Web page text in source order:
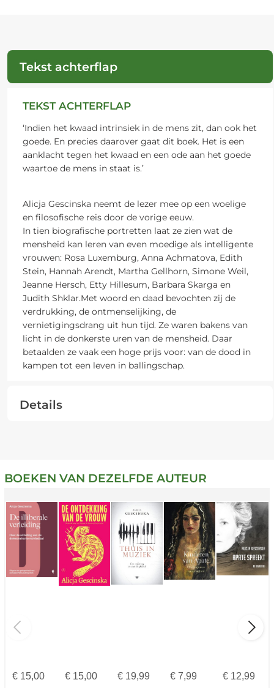
Tekst achterflap
TEKST ACHTERFLAP
‘Indien het kwaad intrinsiek in de mens zit, dan ook het
goede. En precies daarover gaat dit boek. Het is een
aanklacht tegen het kwaad en een ode aan het goede
waartoe de mens in staat is.’
Alicja Gescinska neemt de lezer mee op een woelige
en filosofische reis door de vorige eeuw.
In tien biografische portretten laat ze zien wat de
mensheid kan leren van even moedige als intelligente
vrouwen: Rosa Luxemburg, Anna Achmatova, Edith
Stein, Hannah Arendt, Martha Gellhorn, Simone Weil,
Jeanne Hersch, Etty Hillesum, Barbara Skarga en
Judith Shklar.Met woord en daad bevochten zij de
verdrukking, de ontmenselijking, de
vernietigingsdrang uit hun tijd. Ze waren bakens van
licht in de donkerste uren van de mensheid. Daar
betaalden ze vaak een hoge prijs voor: van de dood in
kampen tot een leven in ballingschap.
Details
BOEKEN VAN DEZELFDE AUTEUR
€15,00 €15,00 € 19,99 € 7,99 € 12,99